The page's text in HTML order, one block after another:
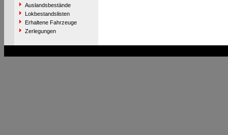
Auslandsbestände
Lokbestandslisten
Erhaltene Fahrzeuge
Zerlegungen